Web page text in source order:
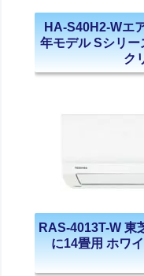
HA-S40H2-Wエ
年モデル Sシリー
ク
RAS-4013T-W 東
に14畳用 ホワ